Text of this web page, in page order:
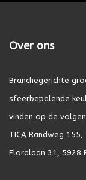
Over ons
Branchegerichte
sfeerbepalende
vinden op de
TICA Randweg
Floralaan 31, 5928